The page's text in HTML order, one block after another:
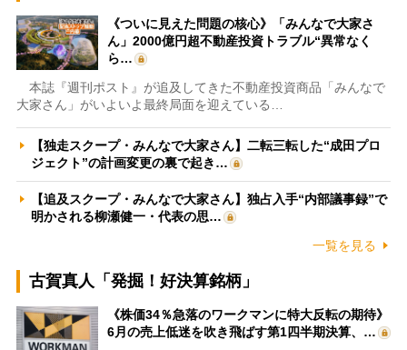
《ついに見えた問題の核心》「みんなで大家さ
ん」2000億円超不動産投資トラブル“異常なく
ら…
本誌『週刊ポスト』が追及してきた不動産投資商品「みんなで
大家さん」がいよいよ最終局面を迎えている…
【独走スクープ・みんなで大家さん】二転三転した“成田プロ
ジェクト”の計画変更の裏で起き…
【追及スクープ・みんなで大家さん】独占入手“内部議事録”で
明かされる柳瀬健一・代表の思…
一覧を見る
古賀真人「発掘！好決算銘柄」
《株価34％急落のワークマンに特大反転の期待》
6月の売上低迷を吹き飛ばす第1四半期決算、…